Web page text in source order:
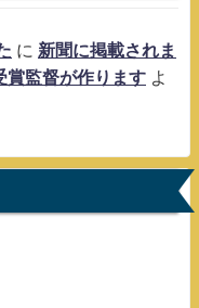
に 新聞に掲載されま
賞監督が作ります よ